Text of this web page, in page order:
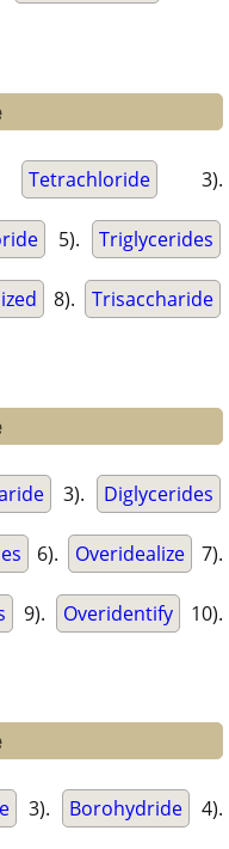
Tetrachloride 3).
5). Triglycerides
8). Trisaccharide
3). Diglycerides
6). Overidealize 7).
9). Overidentify 10).
3). Borohydride 4).